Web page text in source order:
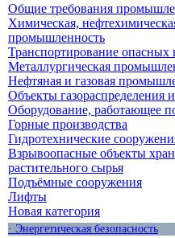
Общие требования
Химическая,
промышленность
Транспортирование опасных
Металлургическая
Нефтяная и газовая
Объекты газораспределения
Оборудование, работающее
Горные производства
Гидротехнические
Взрывоопасные объекты
растительного сырья
Подъёмные сооружения
Лифты
Новая категория
· Энергетическая безопасность